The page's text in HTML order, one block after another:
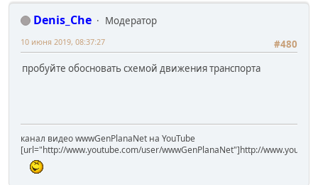
Denis_Che
Модератор
#480
10 июня 2019, 08:37:27
пробуйте обосновать схемой движения транспорта
канал видео wwwGenPlanaNet на YouTube
[url="http://www.youtube.com/user/wwwGenPlanaNet"]http://